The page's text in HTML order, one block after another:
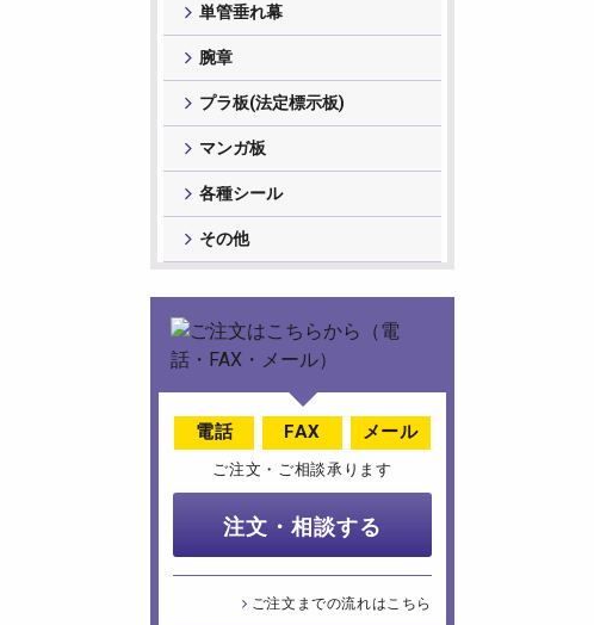
単管垂れ幕
腕章
プラ板(法定標示板)
マンガ板
各種シール
その他
電話 FAX メール
ご注文・ご相談承ります
注文・相談する
ご注文までの流れはこちら